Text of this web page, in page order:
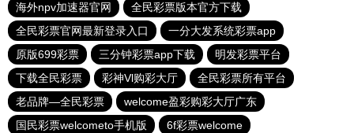
海外npv加速器官网
全民彩票版本官方下载
全民彩票官网最新登录入口
一分大发系统彩票app
原版699彩票
三分钟彩票app下载
明发彩票平台
下载全民彩票
彩神Vl购彩大厅
全民彩票所有平台
老品牌—全民彩票
welcome盈彩购彩大厅广东
国民彩票welcometo手机版
6f彩票welcome